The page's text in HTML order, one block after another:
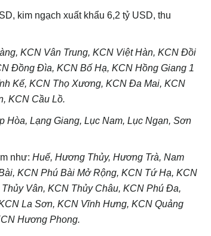
kim ngạch xuất khẩu 6,2 tỷ USD, thu
KCN Vân Trung, KCN Việt Hàn, KCN Đồi
Đồng Đìa, KCN Bố Hạ, KCN Hồng Giang 1
Kế, KCN Thọ Xương, KCN Đa Mai, KCN
KCN Cầu Lồ.
Hòa, Lạng Giang, Lục Nam, Lục Ngạn, Sơn
như:Huế, Hương Thủy, Hương Trà, Nam
KCN Phú Bài Mở Rộng, KCN Tứ Hạ, KCN
Vân, KCN Thủy Châu, KCN Phú Đa,
La Sơn, KCN Vĩnh Hưng, KCN Quảng
Hương Phong.